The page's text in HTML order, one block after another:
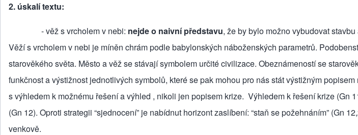
2. úskalí textu:
‑ věž s vrcholem v nebi: nejde o naivní představu, že by bylo možno vybudovat
Věží s vrcholem v nebi je míněn chrám podle babylonských náboženských parametrů.
starověkého světa. Město a věž se stávají symbolem určité civilizace. Obeznámeností se
funkčnost a výstižnost jednotlivých symbolů, které se pak mohou pro nás stát výstižným
s výhledem k možnému řešení a výhled , nikoli jen popisem krize. Výhledem k řešení krize (Gn
(Gn 12). Oproti strategii “sjednocení” je nabídnut horizont zaslíbení: “staň se požehnáním” (Gn
venkově.